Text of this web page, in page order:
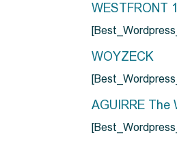
WESTFRONT
WOYZECK
AGUIRRE The